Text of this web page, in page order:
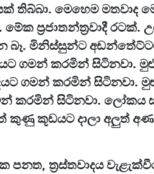
තිබ්බා. මෙහෙම මතවාද
ප්‍රජාතන්ත්‍රවාදී රටක්.
බෑ. මිනිස්සුන්ට
ගමන් කරමින් සිටිනවා.
ගමන් කරමින් සිටිනවා.
කරමින් සිටිනවා. ලෝකය
කූඩයට දාලා අලුත්
ත්‍රස්තවාදය